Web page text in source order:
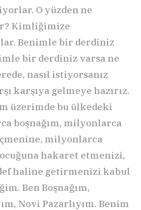
O yüzden ne
Kimliğimize
Benimle bir derdiniz
bir derdiniz varsa ne
nasıl istiyorsanız
karşıya gelmeye hazırız.
üzerimde bu ülkedeki
boşnağım, milyonlarca
milyonlarca
hakaret etmenizi,
haline getirmenizi kabul
Ben Boşnağım,
Novi Pazarlıyım. Benim